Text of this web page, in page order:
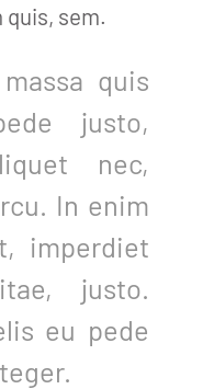
sem.
quis
justo,
nec,
In enim
imperdiet
justo.
eu pede